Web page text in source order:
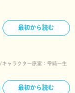
最初から読む
キャラクター原案： 雫綺一生
最初から読む